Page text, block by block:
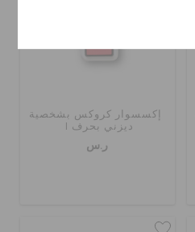
إكسسوار كروكس بشخصية
ديزني بحرف I
ر.س